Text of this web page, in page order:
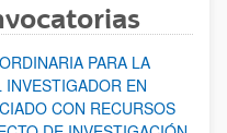
PARA LA
EN
CON RECURSOS